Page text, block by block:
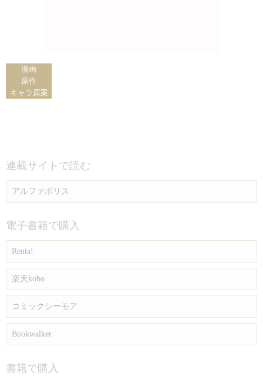
漫画
原作
キャラ原案
連載サイトで読む
アルファポリス
電子書籍で購入
Renta!
楽天kobo
コミックシーモア
Bookwalker
書籍で購入